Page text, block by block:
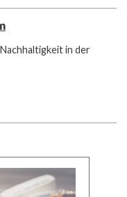
in der